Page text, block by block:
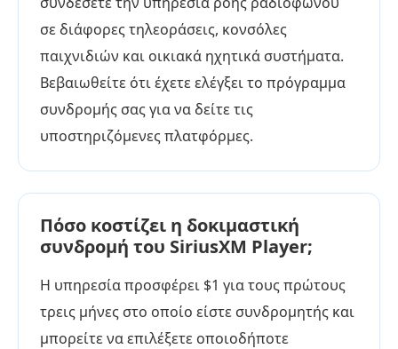
σε διάφορες τηλεοράσεις, κονσόλες
παιχνιδιών και οικιακά ηχητικά συστήματα.
Βεβαιωθείτε ότι έχετε ελέγξει το πρόγραμμα
συνδρομής σας για να δείτε τις
υποστηριζόμενες πλατφόρμες.
Πόσο κοστίζει η δοκιμαστική
συνδρομή του SiriusXM Player;
Η υπηρεσία προσφέρει $1 για τους πρώτους
τρεις μήνες στο οποίο είστε συνδρομητής και
μπορείτε να επιλέξετε οποιοδήποτε